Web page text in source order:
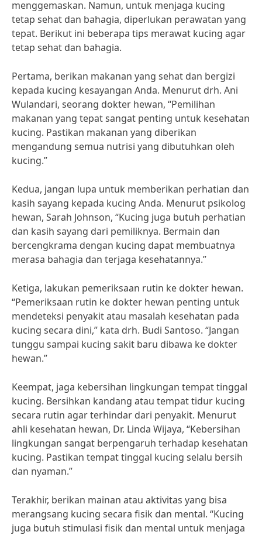
menggemaskan. Namun, untuk menjaga kucing
tetap sehat dan bahagia, diperlukan perawatan yang
tepat. Berikut ini beberapa tips merawat kucing agar
tetap sehat dan bahagia.
Pertama, berikan makanan yang sehat dan bergizi
kepada kucing kesayangan Anda. Menurut drh. Ani
Wulandari, seorang dokter hewan, “Pemilihan
makanan yang tepat sangat penting untuk kesehatan
kucing. Pastikan makanan yang diberikan
mengandung semua nutrisi yang dibutuhkan oleh
kucing.”
Kedua, jangan lupa untuk memberikan perhatian dan
kasih sayang kepada kucing Anda. Menurut psikolog
hewan, Sarah Johnson, “Kucing juga butuh perhatian
dan kasih sayang dari pemiliknya. Bermain dan
bercengkrama dengan kucing dapat membuatnya
merasa bahagia dan terjaga kesehatannya.”
Ketiga, lakukan pemeriksaan rutin ke dokter hewan.
“Pemeriksaan rutin ke dokter hewan penting untuk
mendeteksi penyakit atau masalah kesehatan pada
kucing secara dini,” kata drh. Budi Santoso. “Jangan
tunggu sampai kucing sakit baru dibawa ke dokter
hewan.”
Keempat, jaga kebersihan lingkungan tempat tinggal
kucing. Bersihkan kandang atau tempat tidur kucing
secara rutin agar terhindar dari penyakit. Menurut
ahli kesehatan hewan, Dr. Linda Wijaya, “Kebersihan
lingkungan sangat berpengaruh terhadap kesehatan
kucing. Pastikan tempat tinggal kucing selalu bersih
dan nyaman.”
Terakhir, berikan mainan atau aktivitas yang bisa
merangsang kucing secara fisik dan mental. “Kucing
juga butuh stimulasi fisik dan mental untuk menjaga